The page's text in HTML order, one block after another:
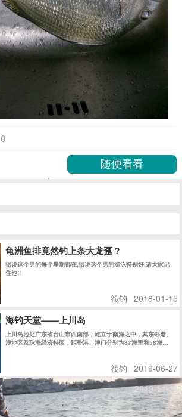
0
龟洲鱼排竟然钓上条大龙趸？
据说这个男的每个星期都在,据说这个男的游泳特别好,请大家记
住他!!
筏钓 2018-01-15
海钓天堂——上川岛
上川岛地处广东省台山市西南部，屹立于南海之中，其东邻港、
澳地区及珠海经济特区，距香港、澳门分别为87海里和58海
筏钓 2019-06-27
2019-11-14